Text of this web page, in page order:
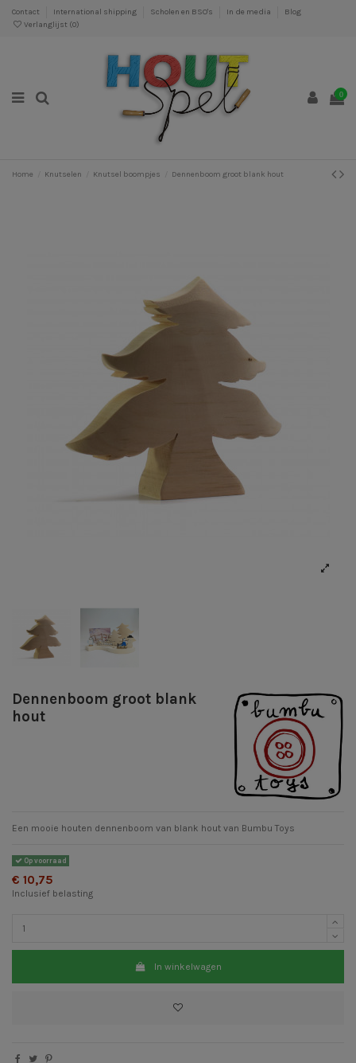
Contact International shipping Scholen en BSO's In de media
Blog
Verlanglijst (0)
0
Home Knutselen Knutsel boompjes Dennenboom groot blank hout
Dennenboom groot blank
hout
Een mooie houten dennenboom van blank hout van Bumbu Toys
Op voorraad
€ 10,75
Inclusief belasting
In winkelwagen